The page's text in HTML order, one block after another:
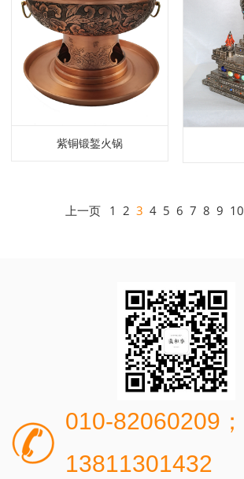
紫铜锻錾火锅
上一页 1 2 3 4 5 6 7 8 9 10
010-82060209；
13811301432